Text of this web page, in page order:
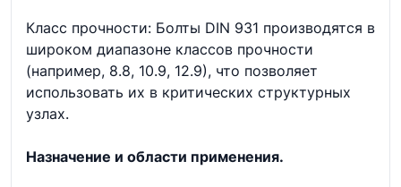
Класс прочности: Болты DIN 931 производятся в
широком диапазоне классов прочности
(например, 8.8, 10.9, 12.9), что позволяет
использовать их в критических структурных
узлах.
Назначение и области применения.